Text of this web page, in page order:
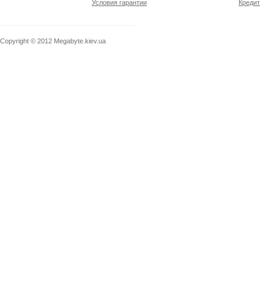
Условия гарантии Кредит
Copyright © 2012 Megabyte.kiev.ua